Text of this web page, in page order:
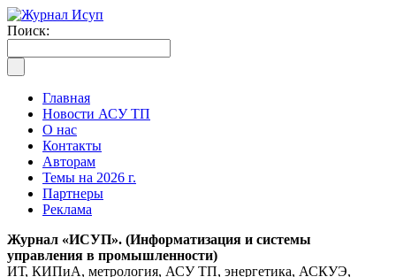
Поиск:
Главная
Новости АСУ ТП
О нас
Контакты
Авторам
Темы на 2026 г.
Партнеры
Реклама
Журнал «ИСУП». (Информатизация и системы
управления в промышленности)
ИТ, КИПиА, метрология, АСУ ТП, энергетика, АСКУЭ,